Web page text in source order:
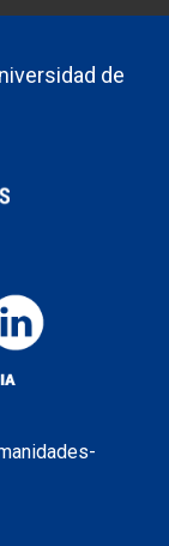
de